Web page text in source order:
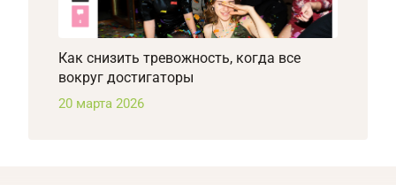
Как снизить тревожность, когда все
вокруг достигаторы
20 марта 2026